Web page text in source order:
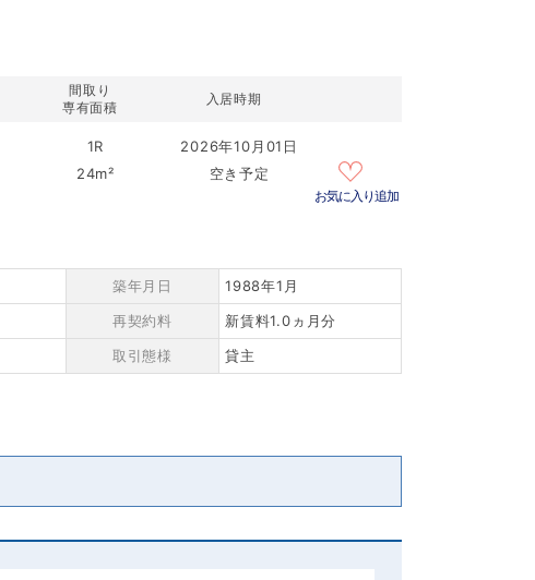
間取り
専有面積
入居時期
1R
24m²
2026年10月01日
空き予定
お気に入り追加
築年月日
1988年1月
再契約料
新賃料1.0ヵ月分
取引態様 貸主